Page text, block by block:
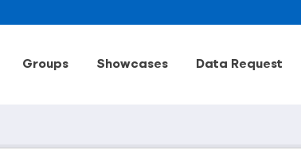
Groups Showcases Data Request